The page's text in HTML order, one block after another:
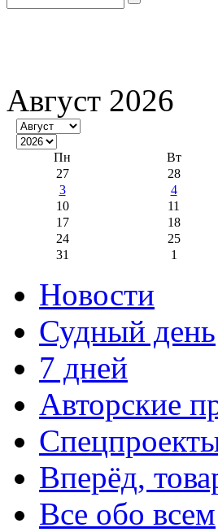
Август 2026
Пн Вт
27
28
3
4
10
11
17
18
24
25
31
1
Новости
Судный день
7 дней
Авторские
Вперёд,
Все обо всем